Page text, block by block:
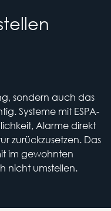
sondern auch das
Systeme mit ESPA-
Alarme direkt
zurückzusetzen. Das
im gewohnten
nicht umstellen.